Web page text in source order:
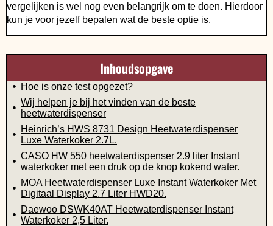
vergelijken is wel nog even belangrijk om te doen. Hierdoor
kun je voor jezelf bepalen wat de beste optie is.
Inhoudsopgave
Hoe is onze test opgezet?
Wij helpen je bij het vinden van de beste
heetwaterdispenser
Heinrich’s HWS 8731 Design Heetwaterdispenser
Luxe Waterkoker 2.7L.
CASO HW 550 heetwaterdispenser 2.9 liter Instant
waterkoker met een druk op de knop kokend water.
MOA Heetwaterdispenser Luxe Instant Waterkoker Met
Digitaal Display 2.7 Liter HWD20.
Daewoo DSWK40AT Heetwaterdispenser Instant
Waterkoker 2,5 Liter.